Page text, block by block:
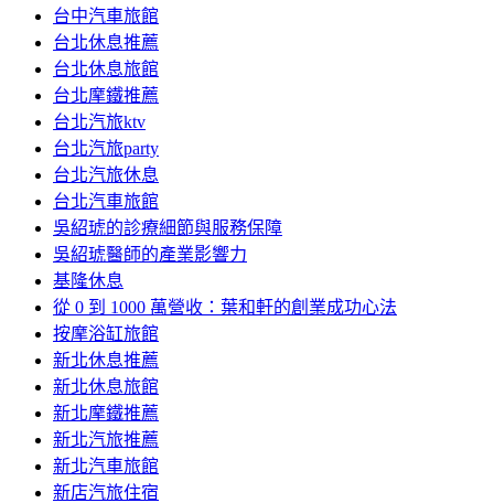
台中汽車旅館
台北休息推薦
台北休息旅館
台北摩鐵推薦
台北汽旅ktv
台北汽旅party
台北汽旅休息
台北汽車旅館
吳紹琥的診療細節與服務保障
吳紹琥醫師的產業影響力
基隆休息
從 0 到 1000 萬營收：葉和軒的創業成功心法
按摩浴缸旅館
新北休息推薦
新北休息旅館
新北摩鐵推薦
新北汽旅推薦
新北汽車旅館
新店汽旅住宿